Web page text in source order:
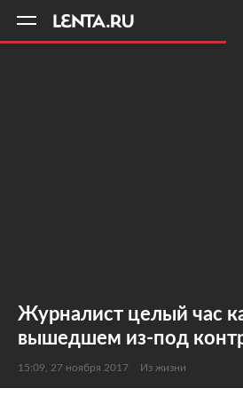
Журналист целый час
вышедшем из-под
15:09, 27 ноября 2017 Из жизни